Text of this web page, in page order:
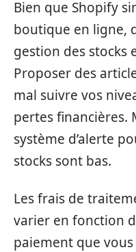
Bien que Shopify
boutique en ligne,
gestion des stocks
Proposer des
mal suivre vos
pertes financières.
système d’alerte
stocks sont bas.
Les frais de
varier en fonction
paiement que vous